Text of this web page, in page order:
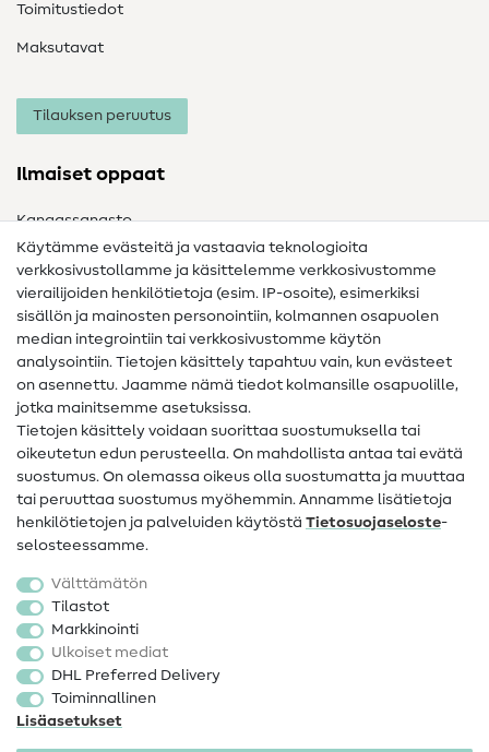
Toimitustiedot
Maksutavat
Tilauksen peruutus
Ilmaiset oppaat
Kangassanasto
Ompelusanasto
Ompeluohjeet
Apua ja yhteystiedot
Yhteystiedot
Tietoa omistajanvaihdoksesta
Peruutusoikeus
Suosittu
Kankaat
Ompelutarvikkeet
Ale
Käytämme evästeitä ja vastaavia teknologioita
verkkosivustollamme ja käsittelemme verkkosivustomme
vierailijoiden henkilötietoja (esim. IP-osoite), esimerkiksi
sisällön ja mainosten personointiin, kolmannen osapuolen
median integrointiin tai verkkosivustomme käytön
analysointiin. Tietojen käsittely tapahtuu vain, kun evästeet
on asennettu. Jaamme nämä tiedot kolmansille osapuolille,
jotka mainitsemme asetuksissa.
Tietojen käsittely voidaan suorittaa suostumuksella tai
oikeutetun edun perusteella. On mahdollista antaa tai evätä
suostumus. On olemassa oikeus olla suostumatta ja muuttaa
tai peruuttaa suostumus myöhemmin. Annamme lisätietoja
henkilötietojen ja palveluiden käytöstä Tietosuojaseloste-
selosteessamme.
Välttämätön
Tilastot
Markkinointi
Ulkoiset mediat
DHL Preferred Delivery
Toiminnallinen
Lisäasetukset